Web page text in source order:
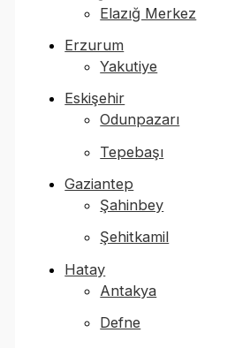
Elazığ Merkez
Erzurum
Yakutiye
Eskişehir
Odunpazarı
Tepebaşı
Gaziantep
Şahinbey
Şehitkamil
Hatay
Antakya
Defne